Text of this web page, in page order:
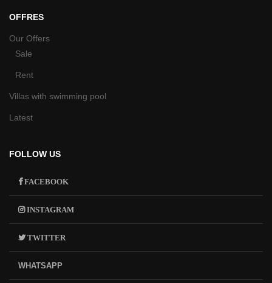
OFFRES
Our Offers
Sale
Rent
Villas with swimming pool
Latest
FOLLOW US
FACEBOOK
INSTAGRAM
TWITTER
WHATSAPP